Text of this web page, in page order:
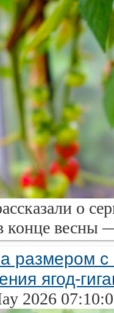
о
конце весны
размером
ягод-
2026